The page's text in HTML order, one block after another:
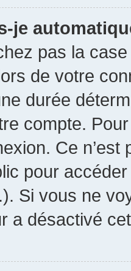
je
pas la
de votre
durée
compte.
Ce
pour
Si vous ne
a désactivé